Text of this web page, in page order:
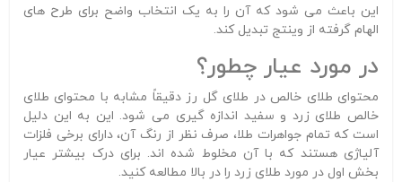
این باعث می شود که آن را به یک انتخاب واضح برای طرح های
الهام گرفته از وینتج تبدیل کند.
در مورد عیار چطور؟
محتوای طلای خالص در طلای گل رز دقیقاً مشابه با محتوای طلای
خالص طلای زرد و سفید اندازه گیری می شود. این به این دلیل
است که تمام جواهرات طلا، صرف نظر از رنگ آن، دارای برخی فلزات
آلیاژی هستند که با آن مخلوط شده اند. برای درک بیشتر عیار
بخش اول در مورد طلای زرد را در بالا مطالعه کنید.